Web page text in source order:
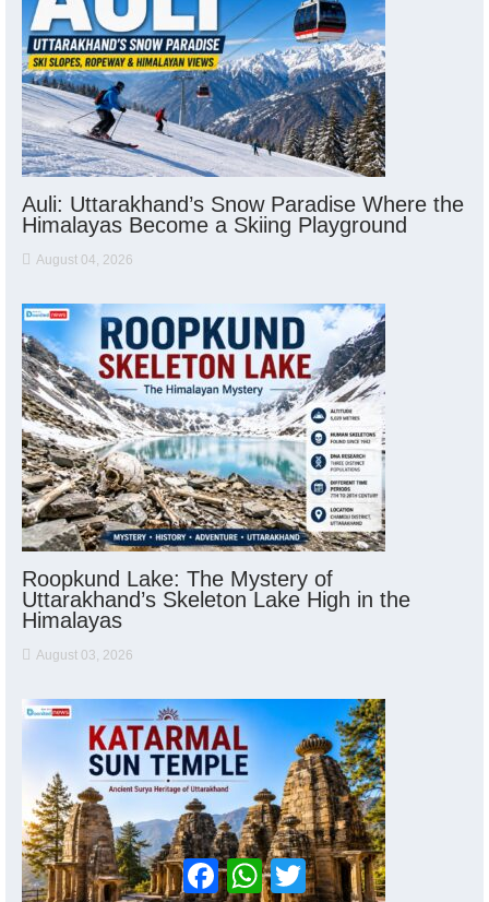
Auli: Uttarakhand’s Snow Paradise Where the
Himalayas Become a Skiing Playground
August 04, 2026
Roopkund Lake: The Mystery of
Uttarakhand’s Skeleton Lake High in the
Himalayas
August 03, 2026
FacebookWhatsApp
Twitter